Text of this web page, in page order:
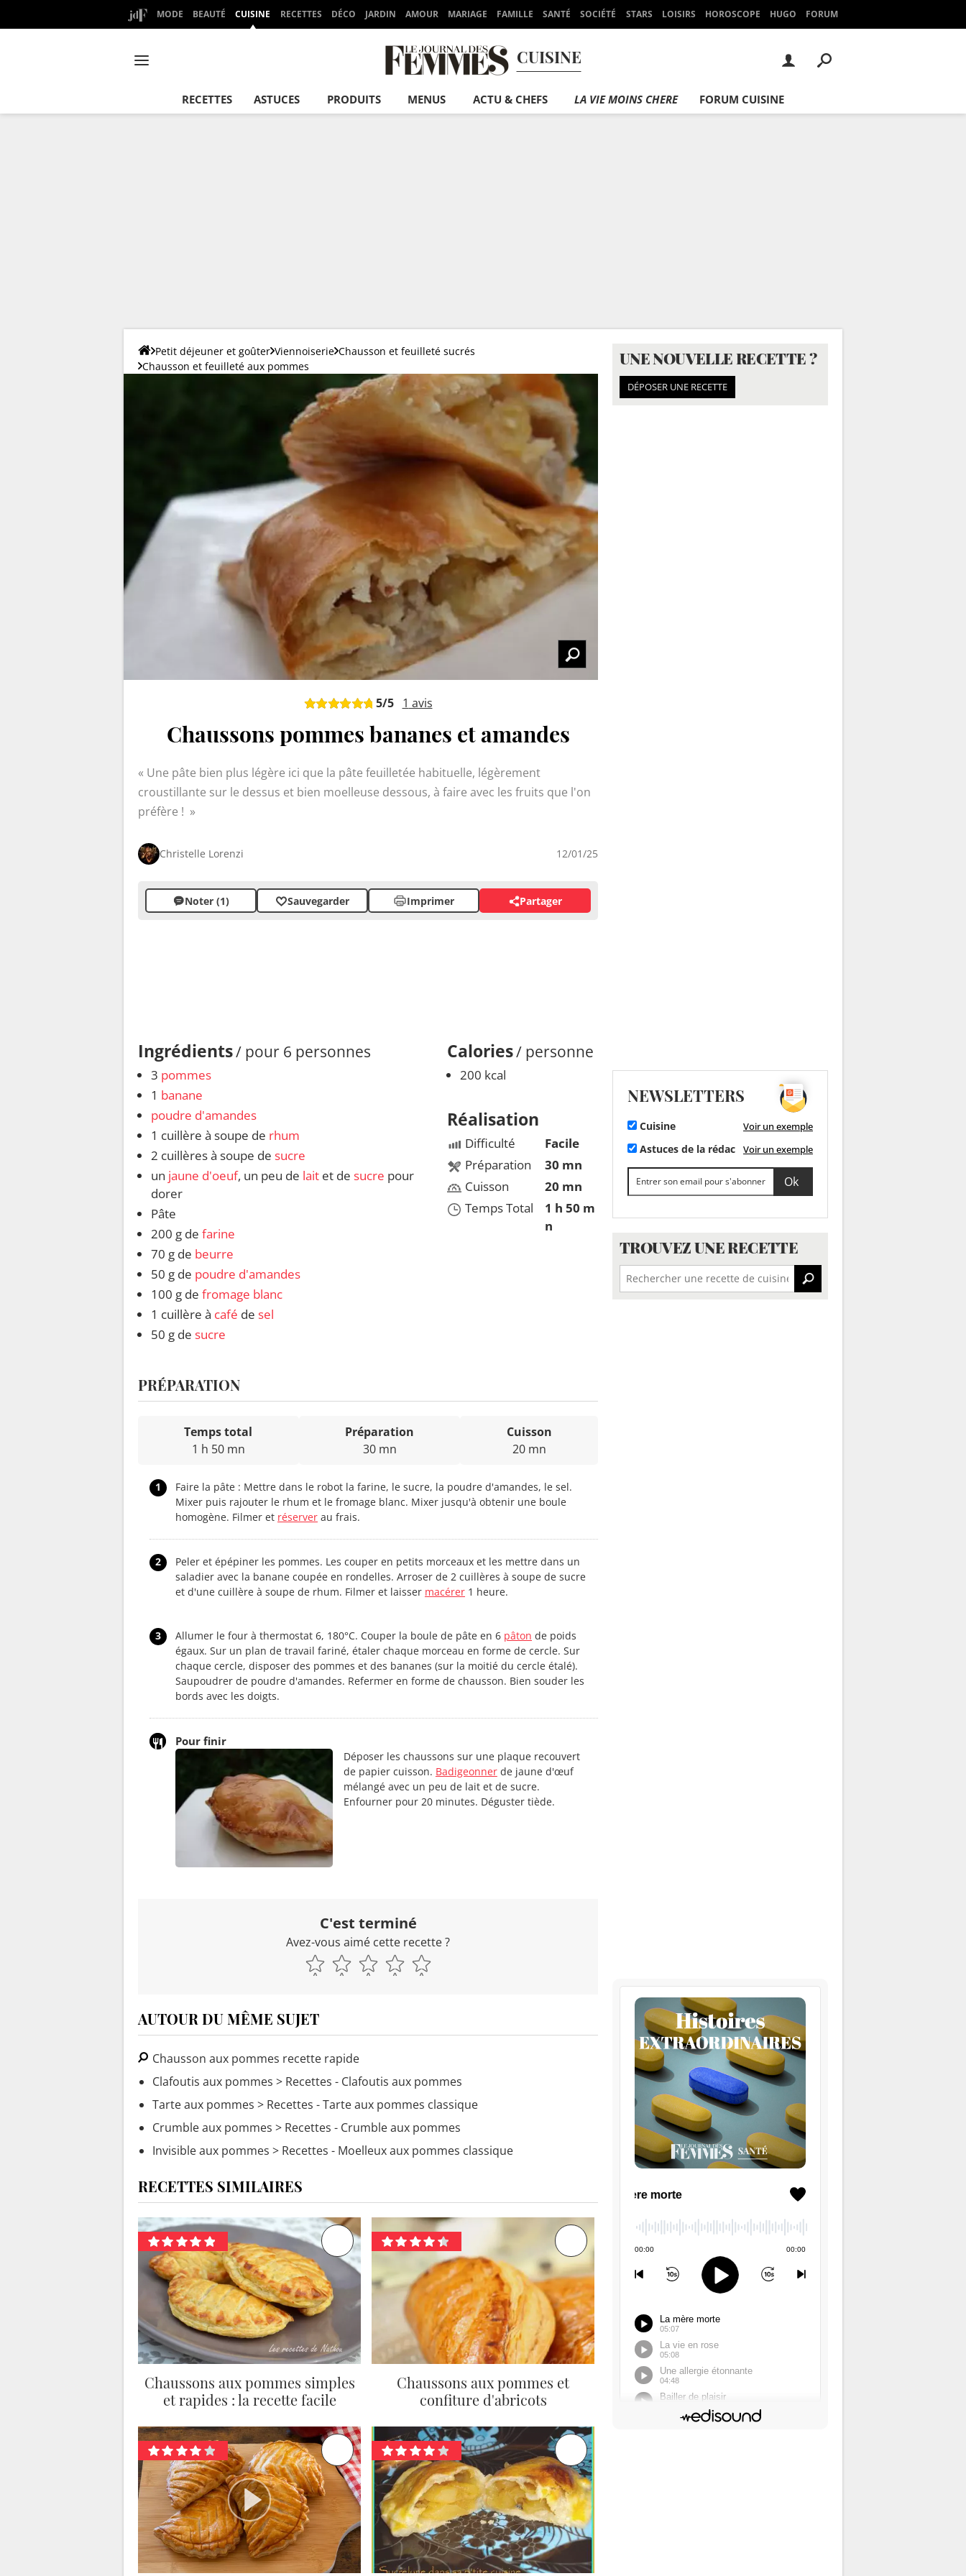
MODE BEAUTÉ CUISINE RECETTES DÉCO JARDIN AMOUR MARIAGE FAMILLE SANTÉ SOCIÉTÉ STARS LOISIRS HOROSCOPE HUGO FORUM
CUISINE
RECETTES ASTUCES PRODUITS MENUS ACTU & CHEFS LA VIE MOINS CHERE FORUM CUISINE
Petit déjeuner et goûter Viennoiserie Chausson et feuilleté sucrés
Chausson et feuilleté aux pommes
5/5 1 avis
Chaussons pommes bananes et amandes
Une pâte bien plus légère ici que la pâte feuilletée habituelle, légèrement
croustillante sur le dessus et bien moelleuse dessous, à faire avec les fruits que l'on
préfère !
Christelle Lorenzi 12/01/25
Noter (1) Sauvegarder Imprimer Partager
Ingrédients/ pour 6 personnes
3 pommes
1 banane
poudre d'amandes
1 cuillère à soupe de rhum
2 cuillères à soupe de sucre
un jaune d'oeuf, un peu de lait et de sucre pour
dorer
Pâte
200 g de farine
70 g de beurre
50 g de poudre d'amandes
100 g de fromage blanc
1 cuillère à café de sel
50 g de sucre
Calories/ personne
200 kcal
Réalisation
Difficulté
Préparation
Cuisson
Temps Total
Facile
30 mn
20 mn
1 h 50 m
n
PRÉPARATION
Temps total
1 h 50 mn
Préparation
30 mn
Cuisson
20 mn
1
Faire la pâte : Mettre dans le robot la farine, le sucre, la poudre d'amandes, le sel.
Mixer puis rajouter le rhum et le fromage blanc. Mixer jusqu'à obtenir une boule
homogène. Filmer et réserver au frais.
2
Peler et épépiner les pommes. Les couper en petits morceaux et les mettre dans un
saladier avec la banane coupée en rondelles. Arroser de 2 cuillères à soupe de sucre
et d'une cuillère à soupe de rhum. Filmer et laisser macérer 1 heure.
3 Allumer le four à thermostat 6, 180°C. Couper la boule de pâte en 6 pâton de poids
égaux. Sur un plan de travail fariné, étaler chaque morceau en forme de cercle. Sur
chaque cercle, disposer des pommes et des bananes (sur la moitié du cercle étalé).
Saupoudrer de poudre d'amandes. Refermer en forme de chausson. Bien souder les
bords avec les doigts.
Pour finir
Déposer les chaussons sur une plaque recouvert
de papier cuisson. Badigeonnerde jaune d'œuf
mélangé avec un peu de lait et de sucre.
Enfourner pour 20 minutes. Déguster tiède.
C'est terminé
Avez-vous aimé cette recette ?
AUTOUR DU MÊME SUJET
Chausson aux pommes recette rapide
Clafoutis aux pommes > Recettes - Clafoutis aux pommes
Tarte aux pommes > Recettes - Tarte aux pommes classique
Crumble aux pommes > Recettes - Crumble aux pommes
Invisible aux pommes > Recettes - Moelleux aux pommes classique
RECETTES SIMILAIRES
Chaussons aux pommes simples
et rapides : la recette facile
Chaussons aux pommes et
confiture d'abricots
UNE NOUVELLE RECETTE ?
DÉPOSER UNE RECETTE
NEWSLETTERS
Cuisine Voir un exemple
Astuces de la rédac Voir un exemple
TROUVEZ UNE RECETTE